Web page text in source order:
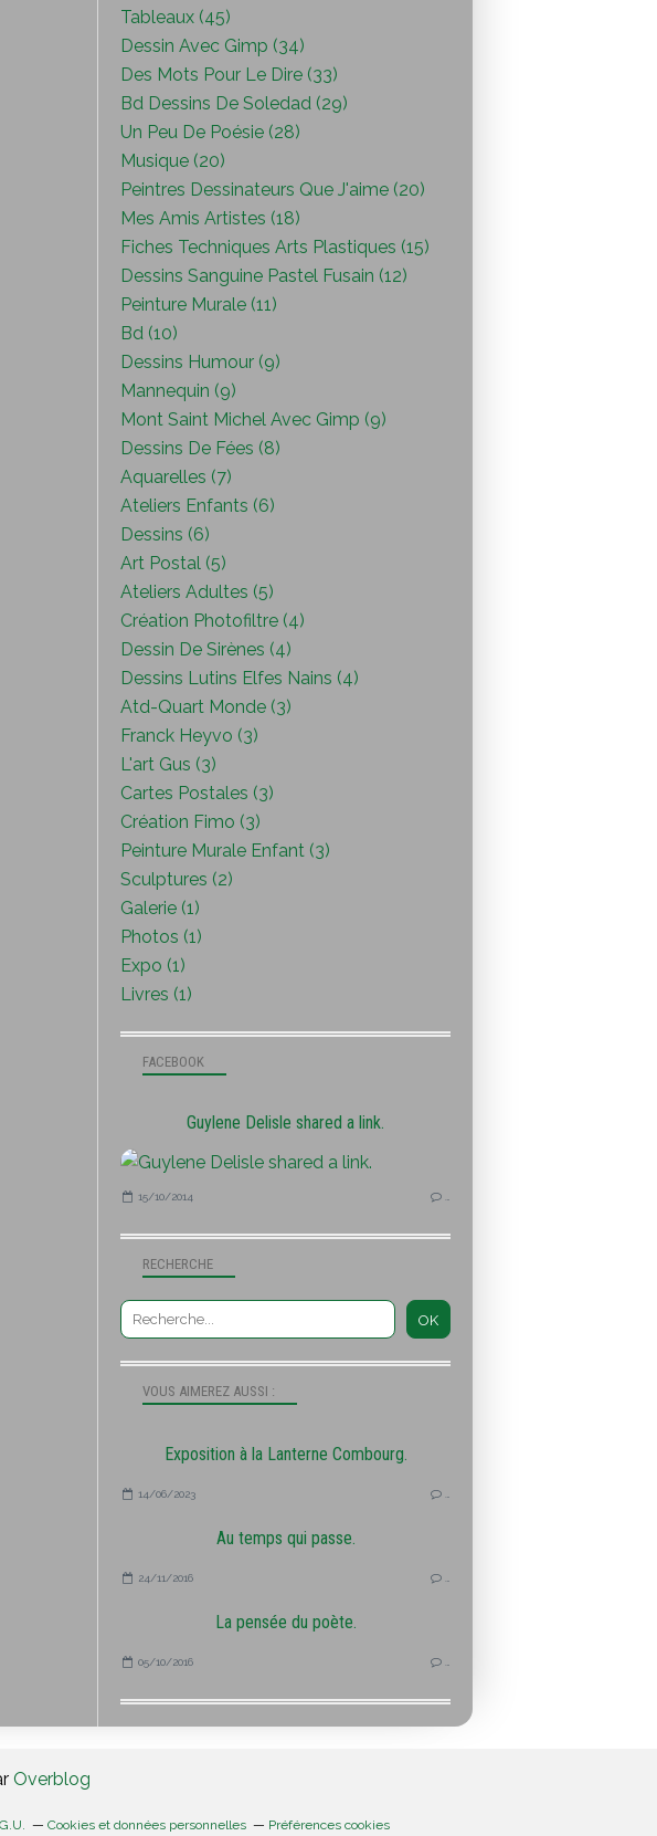
RECHERCHE
VOUS AIMEREZ AUSSI :
Exposition à la Lanterne Combourg.
14/06/2023
Au temps qui passe.
24/11/2016
La pensée du poète.
05/10/2016
FACEBOOK
Guylene Delisle shared a link.
15/10/2014
Tableaux (45)
Dessin Avec Gimp (34)
Des Mots Pour Le Dire (33)
Bd Dessins De Soledad (29)
Un Peu De Poésie (28)
Musique (20)
Peintres Dessinateurs Que J'aime (20)
Mes Amis Artistes (18)
Fiches Techniques Arts Plastiques (15)
Dessins Sanguine Pastel Fusain (12)
Peinture Murale (11)
Bd (10)
Dessins Humour (9)
Mannequin (9)
Mont Saint Michel Avec Gimp (9)
Dessins De Fées (8)
Aquarelles (7)
Ateliers Enfants (6)
Dessins (6)
Art Postal (5)
Ateliers Adultes (5)
Création Photofiltre (4)
Dessin De Sirènes (4)
Dessins Lutins Elfes Nains (4)
Atd-Quart Monde (3)
Franck Heyvo (3)
L'art Gus (3)
Cartes Postales (3)
Création Fimo (3)
Peinture Murale Enfant (3)
Sculptures (2)
Galerie (1)
Photos (1)
Expo (1)
Livres (1)
Overblog
Cookies et données personnelles Préférences cookies